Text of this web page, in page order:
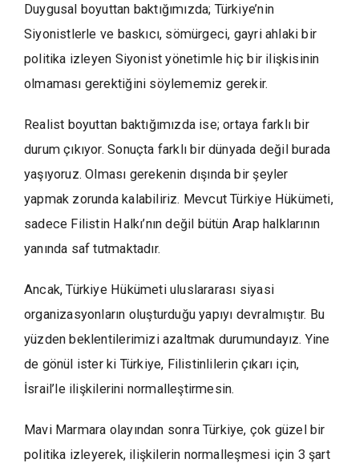
Duygusal boyuttan baktığımızda; Türkiye’nin
Siyonistlerle ve baskıcı, sömürgeci, gayri ahlaki bir
politika izleyen Siyonist yönetimle hiç bir ilişkisinin
olmaması gerektiğini söylememiz gerekir.
Realist boyuttan baktığımızda ise; ortaya farklı bir
durum çıkıyor. Sonuçta farklı bir dünyada değil burada
yaşıyoruz. Olması gerekenin dışında bir şeyler
yapmak zorunda kalabiliriz. Mevcut Türkiye Hükümeti,
sadece Filistin Halkı’nın değil bütün Arap halklarının
yanında saf tutmaktadır.
Ancak, Türkiye Hükümeti uluslararası siyasi
organizasyonların oluşturduğu yapıyı devralmıştır. Bu
yüzden beklentilerimizi azaltmak durumundayız. Yine
de gönül ister ki Türkiye, Filistinlilerin çıkarı için,
İsrail’le ilişkilerini normalleştirmesin.
Mavi Marmara olayından sonra Türkiye, çok güzel bir
politika izleyerek, ilişkilerin normalleşmesi için 3 şart